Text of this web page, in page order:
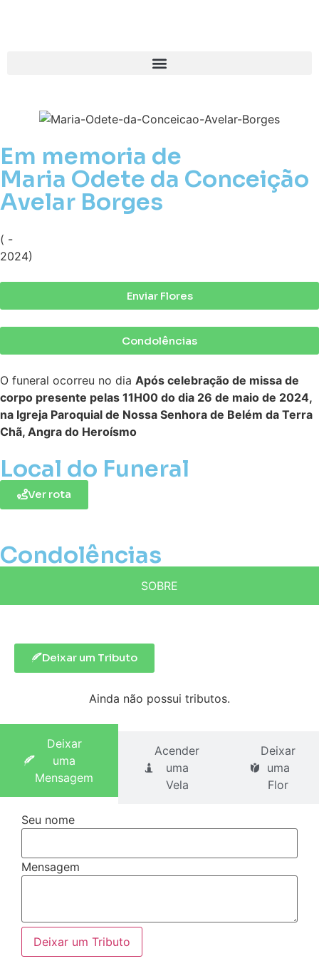
Em memoria de
Maria Odete da Conceição
Avelar Borges
( -
2024)
Enviar Flores
Condolências
O funeral ocorreu no dia Após celebração de missa de
corpo presente pelas 11H00 do dia 26 de maio de 2024,
na Igreja Paroquial de Nossa Senhora de Belém da Terra
Chã, Angra do Heroísmo
Local do Funeral
Ver rota
Condolências
SOBRE
Deixar um Tributo
Ainda não possui tributos.
Deixar
uma
Mensagem
Acender
uma
Vela
Deixar
uma
Flor
Seu nome
Mensagem
Deixar um Tributo